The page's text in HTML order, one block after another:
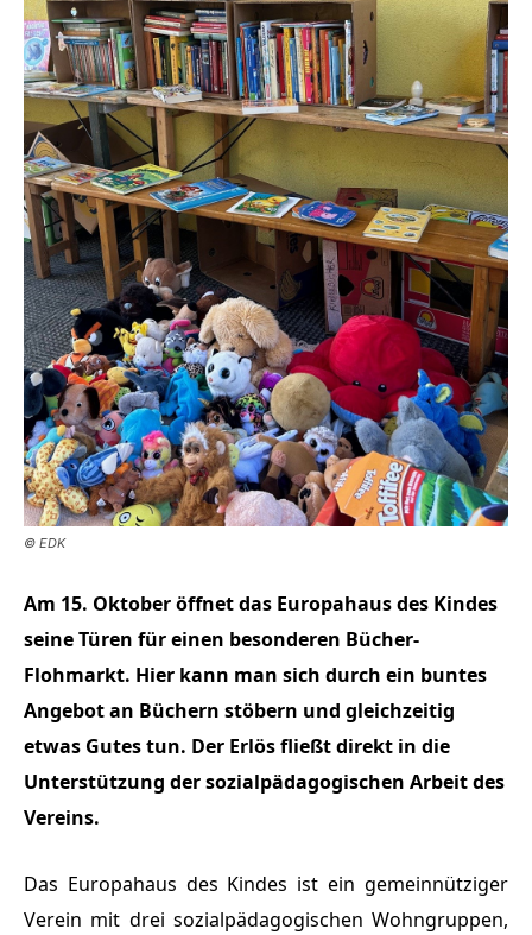
© EDK
Am 15. Oktober öffnet das Europahaus des Kindes
seine Türen für einen besonderen Bücher-
Flohmarkt. Hier kann man sich durch ein buntes
Angebot an Büchern stöbern und gleichzeitig
etwas Gutes tun. Der Erlös fließt direkt in die
Unterstützung der sozialpädagogischen Arbeit des
Vereins.
Das Europahaus des Kindes ist ein gemeinnütziger
Verein mit drei sozialpädagogischen Wohngruppen,